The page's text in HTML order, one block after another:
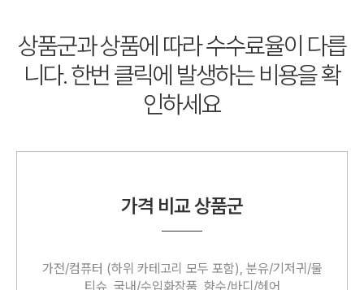
상품군과 상품에 따라 수수료율이 다릅
니다.한번 클릭에 발생하는 비용을 확
인하세요
가격 비교상품군
가전/컴퓨터 (하위 카테고리 모두 포함), 분유/기저귀/물
티슈, 국내/수입화장품, 향수/바디/헤어